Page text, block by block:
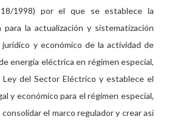
1998) por el que se establece la
para la actualización y sistematización
y económico de la actividad de
energía eléctrica en régimen especial,
Ley del Sector Eléctrico y establece el
y económico para el régimen especial,
el marco regulador y crear así